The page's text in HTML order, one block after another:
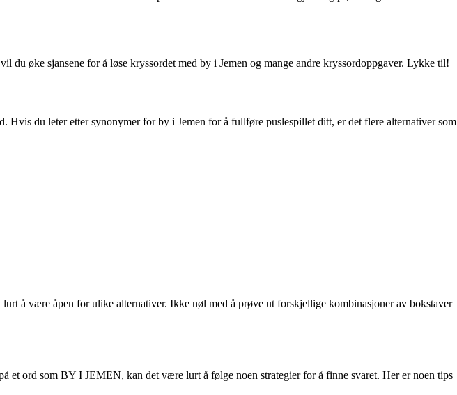
øke sjansene for å løse kryssordet med by i Jemen og mange andre kryssordoppgaver. Lykke til!
Hvis du leter etter synonymer for by i Jemen for å fullføre puslespillet ditt, er det flere alternativer som
å være åpen for ulike alternativer. Ikke nøl med å prøve ut forskjellige kombinasjoner av bokstaver
ord som BY I JEMEN, kan det være lurt å følge noen strategier for å finne svaret. Her er noen tips